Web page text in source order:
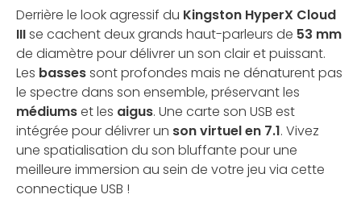
Derrière le look agressif du Kingston HyperX Cloud
IIIse cachent deux grands haut-parleurs de 53 mm
de diamètre pour délivrer un son clair et puissant.
Les bassessont profondes mais ne dénaturent pas
le spectre dans son ensemble, préservant les
médiumset les aigus. Une carte son USB est
intégrée pour délivrer un son virtuel en 7.1. Vivez
une spatialisation du son bluffante pour une
meilleure immersion au sein de votre jeu via cette
connectique USB !